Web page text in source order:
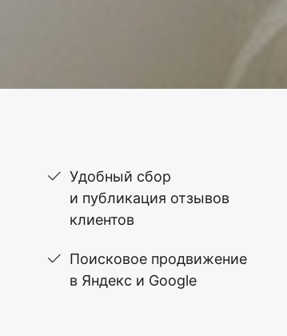
Удобный сбор
и публикация отзывов
клиентов
Поисковое продвижение
в Яндекс и Google